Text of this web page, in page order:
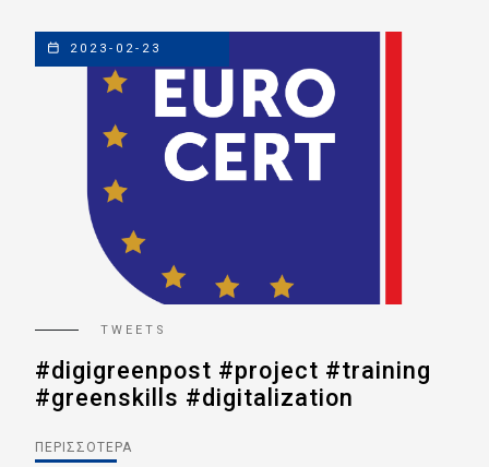
2023-02-23
TWEETS
#digigreenpost #project #training
#greenskills #digitalization
ΠΕΡΙΣΣΌΤΕΡΑ